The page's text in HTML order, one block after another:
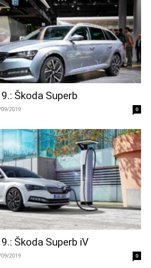
Škoda Superb
2019 0
Škoda Superb iV
2019 0